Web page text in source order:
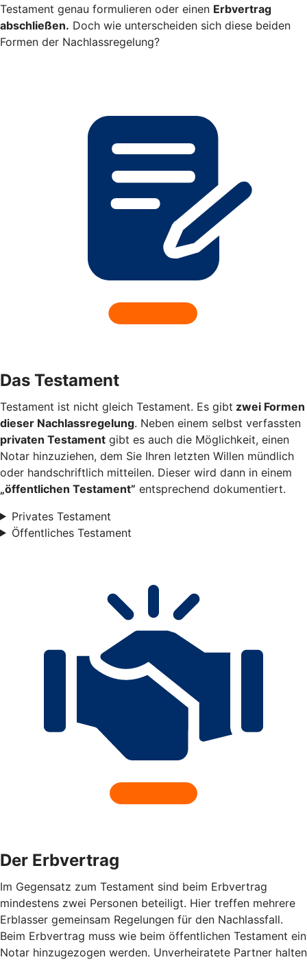
Testament genau formulieren oder einen Erbvertrag
abschließen. Doch wie unterscheiden sich diese beiden
Formen der Nachlassregelung?
Das Testament
Testament ist nicht gleich Testament. Es gibt zwei Formen
dieser Nachlassregelung. Neben einem selbst verfassten
privaten Testament gibt es auch die Möglichkeit, einen
Notar hinzuziehen, dem Sie Ihren letzten Willen mündlich
oder handschriftlich mitteilen. Dieser wird dann in einem
„öffentlichen Testament” entsprechend dokumentiert.
Privates Testament
Öffentliches Testament
Der Erbvertrag
Im Gegensatz zum Testament sind beim Erbvertrag
mindestens zwei Personen beteiligt. Hier treffen mehrere
Erblasser gemeinsam Regelungen für den Nachlassfall.
Beim Erbvertrag muss wie beim öffentlichen Testament ein
Notar hinzugezogen werden. Unverheiratete Partner halten